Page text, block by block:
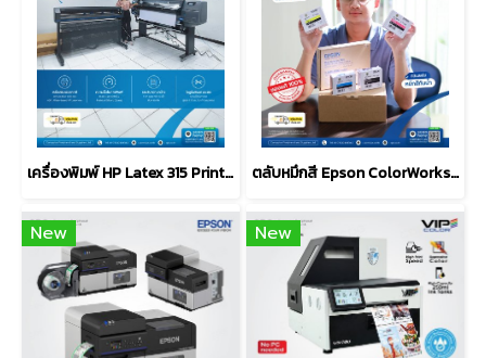
เครื่องพิมพ์ HP Latex 315 Print and Cut Solution (1.37-m) ตลับหมึกสี Epson ColorWorks Ink Cartridge SJIC46P for C4050
New New